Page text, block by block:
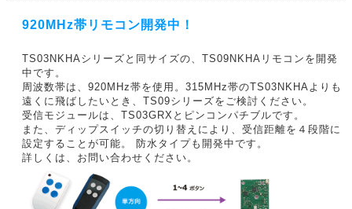
920MHz帯リモコン開発中！
TS03NKHAシリーズと同サイズの、TS09NKHAリモコンを開発
中です。
周波数帯は、920MHz帯を使用。315MHz帯のTS03NKHAよりも
遠くに飛ばしたいとき、TS09シリーズをご検討ください。
受信モジュールは、TS03GRXとピンコンパチブルです。
また、ディップスイッチの切り替えにより、受信距離を４段階に
設定することが可能。 防水タイプも開発中です。
詳しくは、お問い合わせください。